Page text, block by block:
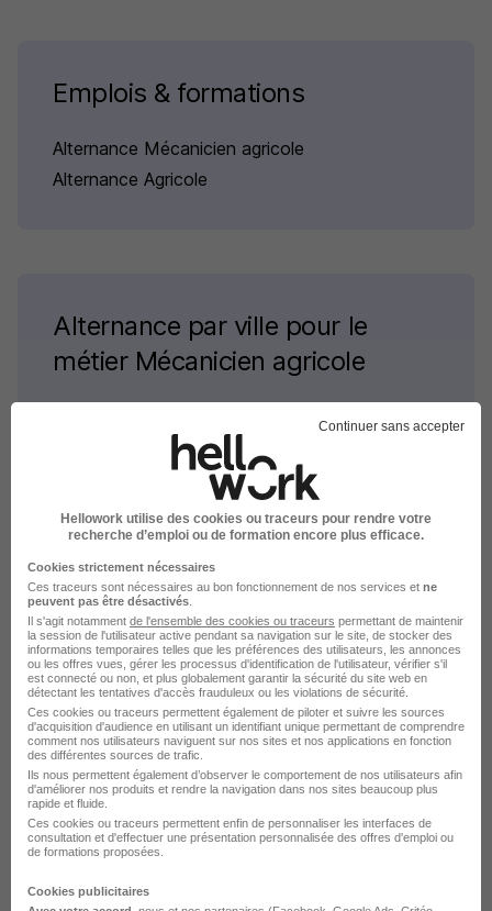
Emplois & formations
Alternance Mécanicien agricole
Alternance Agricole
Alternance par ville pour le
métier Mécanicien agricole
Alternance Bourg-Saint-Andéol Mécanicien
Alternance Urvillers Mécanicien agricole
Alternance Amiens Mécanicien agricole
Alternance Ploufragan Mécanicien agricole
Parcourir toutes les alternances de Mécanicien
agricole
Alternance par métiers similaires
Alternance Mécanicien d'engin de chantier
Alternance Mécanicien TP
Alternance Mécanicien aéronautique
Continuer sans accepter
Hellowork utilise des cookies ou traceurs pour rendre votre
recherche d’emploi ou de formation encore plus efficace.
Cookies strictement nécessaires
Ces traceurs sont nécessaires au bon fonctionnement de nos services et ne
peuvent pas être désactivés
Il s'agit notamment de l'ensemble des cookies ou traceurs permettant de maintenir
la session de l'utilisateur active pendant sa navigation sur le site, de stocker des
informations temporaires telles que les préférences des utilisateurs, les annonces
ou les offres vues, gérer les processus d'identification de l'utilisateur, vérifier s'il
est connecté ou non, et plus globalement garantir la sécurité du site web en
détectant les tentatives d'accès frauduleux ou les violations de sécurité.
Ces cookies ou traceurs permettent également de piloter et suivre les sources
d'acquisition d'audience en utilisant un identifiant unique permettant de comprendre
comment nos utilisateurs naviguent sur nos sites et nos applications en fonction
des différentes sources de trafic.
Ils nous permettent également d’observer le comportement de nos utilisateurs afin
d'améliorer nos produits et rendre la navigation dans nos sites beaucoup plus
rapide et fluide.
Ces cookies ou traceurs permettent enfin de personnaliser les interfaces de
consultation et d'effectuer une présentation personnalisée des offres d'emploi ou
de formations proposées.
Cookies publicitaires